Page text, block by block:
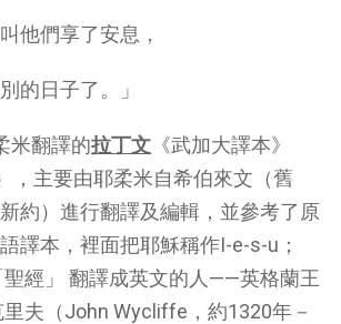
他們享了安息，
的日子了。」
米翻譯的拉丁文 《武加大譯本》
，主要由耶柔米自希伯來文（舊
約）進行翻譯及編輯，並參考了原
譯本，裡面把耶穌稱作I-e-s-u；
聖經」 翻譯成英文的人——英格蘭王
里夫（John Wycliffe，約1320年－